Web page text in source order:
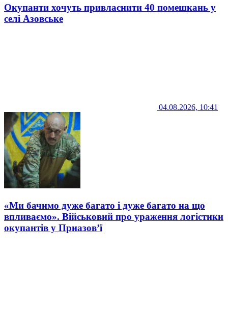
Окупанти хочуть привласнити 40 помешкань у
селі Азовське
04.08.2026, 10:41
«Ми бачимо дуже багато і дуже багато на що
впливаємо». Військовий про ураження логістики
окупантів у Приазов’ї